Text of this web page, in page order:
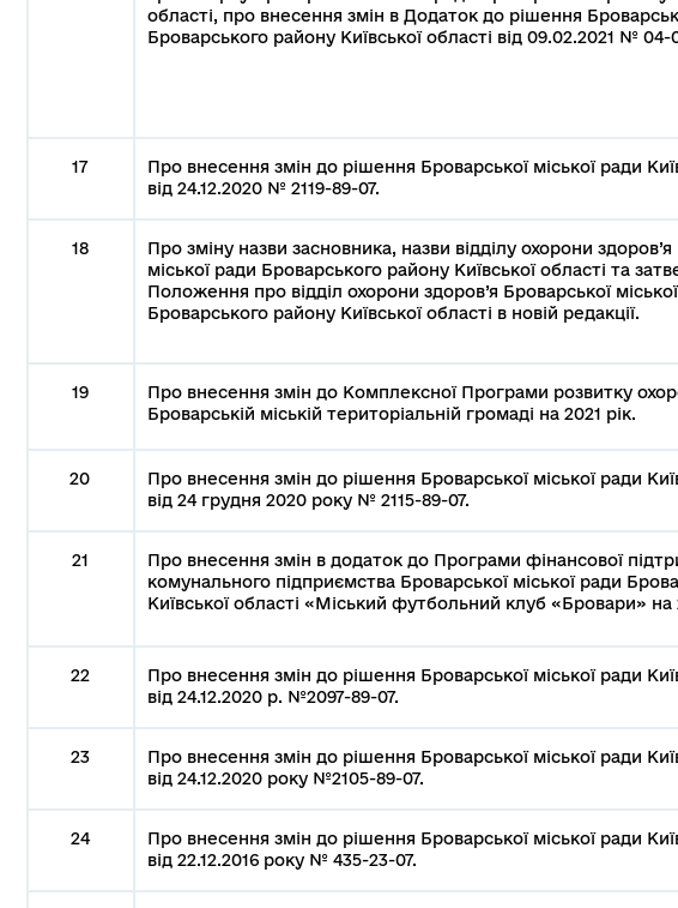
області, про внесення змін в Додаток до рішення
Броварського району Київської області від 09.02.2021 № 04-
17
Про внесення змін до рішення Броварської міської ради
від 24.12.2020 № 2119-89-07.
18
Про зміну назви засновника, назви відділу охорони
міської ради Броварського району Київської області та
Положення про відділ охорони здоров’я Броварської
Броварського району Київської області в новій редакції.
19
Про внесення змін до Комплексної Програми розвитку
Броварській міській територіальній громаді на 2021 рік.
20
Про внесення змін до рішення Броварської міської ради
від 24 грудня 2020 року № 2115-89-07.
21
Про внесення змін в додаток до Програми фінансової
комунального підприємства Броварської міської ради
Київської області «Міський футбольний клуб «Бровари» на
22
Про внесення змін до рішення Броварської міської ради
від 24.12.2020 р. №2097-89-07.
23
Про внесення змін до рішення Броварської міської ради
від 24.12.2020 року №2105-89-07.
24
Про внесення змін до рішення Броварської міської ради
від 22.12.2016 року № 435-23-07.